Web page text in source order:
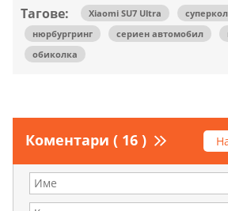
Тагове: Xiaomi SU7 Ultra
нюрбургринг
сериен автомобил
обиколка
Коментари ( 16 )